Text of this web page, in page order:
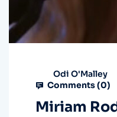
Odi O'Malley
Comments (0)
Miriam